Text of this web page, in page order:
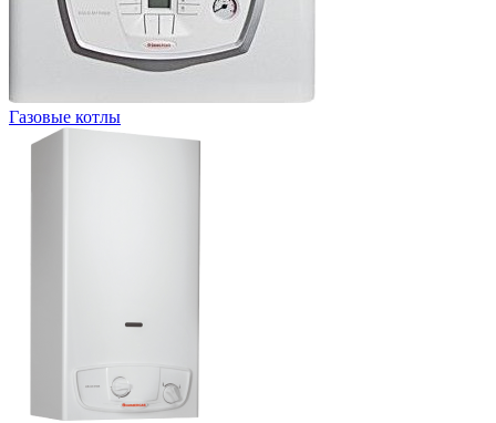
Газовые котлы